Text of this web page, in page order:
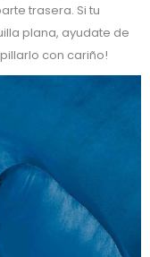
trasera. Si tu
plana, ayudate de
con cariño!